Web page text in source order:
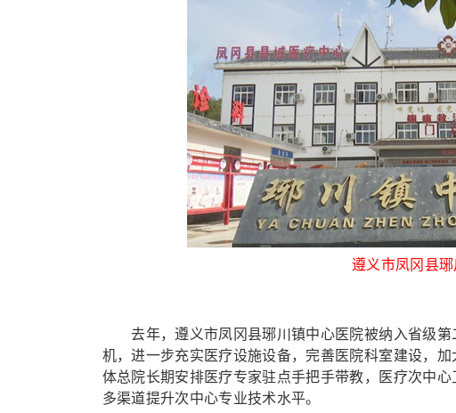
遵义市凤冈县
去年，遵义市凤冈县琊川镇中心医院被纳入省级第
机，进一步充实医疗设施设备，完善医院科室建设，
体总院长期安排医疗专家驻点手把手带教，医疗次中
多渠道提升次中心专业技术水平。